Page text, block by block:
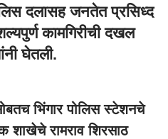
दलासह जनतेत प्रसिध्द
कामगिरीची दखल
घेतली.
भिंगार पोलिस स्टेशनचे
शाखेचे रामराव शिरसाठ